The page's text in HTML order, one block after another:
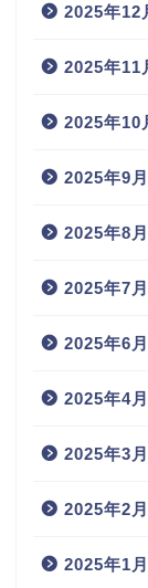
2025年12
2025年11
2025年10
2025年9月
2025年8月
2025年7月
2025年6月
2025年4月
2025年3月
2025年2月
2025年1月